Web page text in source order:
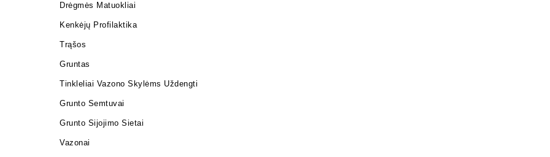
Drėgmės Matuokliai
Kenkėjų Profilaktika
Trąšos
Gruntas
Tinkleliai Vazono Skylėms Uždengti
Grunto Semtuvai
Grunto Sijojimo Sietai
Vazonai